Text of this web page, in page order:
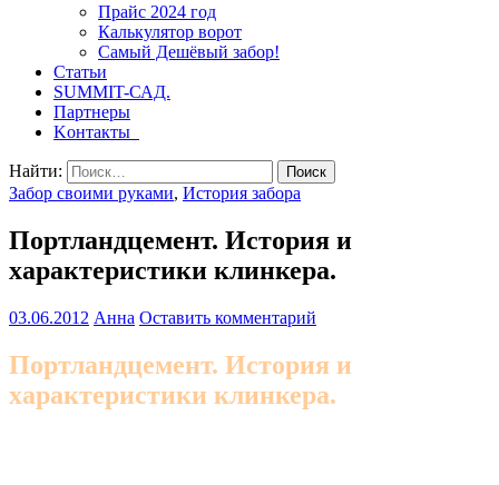
Прайс 2024 год
Калькулятор ворот
Самый Дешёвый забор!
Статьи
SUMMIT-САД.
Партнеры
Kонтакты
Найти:
Забор своими руками, История забора
Портландцемент. История и
характеристики клинкера.
03.06.2012 Анна Оставить комментарий
Портландцемент. История и
характеристики клинкера.